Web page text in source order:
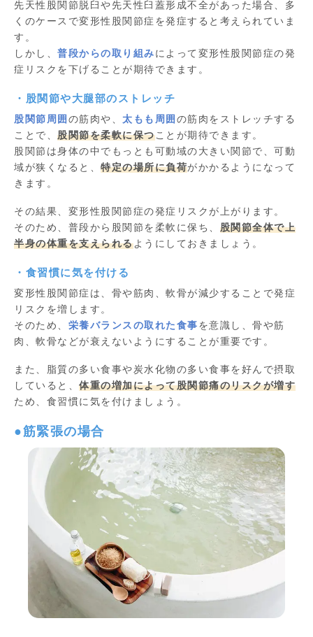
先天性股関節脱臼や先天性臼蓋形成不全があった場合、多
くのケースで変形性股関節症を発症すると考えられていま
す。
しかし、 普段からの取り組みによって変形性股関節症の発
症リスクを下げることが期待できます。
・股関節や大腿部のストレッチ
股関節周囲 の筋肉や、 太もも周囲 の筋肉をストレッチする
ことで、 股関節を柔軟に保つことが期待できます。
股関節は身体の中でもっとも可動域の大きい関節で、可動
域が狭くなると、 特定の場所に負荷がかかるようになって
きます。
その結果、変形性股関節症の発症リスクが上がります。
そのため、普段から股関節を柔軟に保ち、 股関節全体で上
半身の体重を支えられるようにしておきましょう。
・食習慣に気を付ける
変形性股関節症は、骨や筋肉、軟骨が減少することで発症
リスクを増します。
そのため、 栄養バランスの取れた食事を意識し、骨や筋
肉、軟骨などが衰えないようにすることが重要です。
また、脂質の多い食事や炭水化物の多い食事を好んで摂取
していると、 体重の増加によって股関節痛のリスクが増す
ため、食習慣に気を付けましょう。
●筋緊張の場合